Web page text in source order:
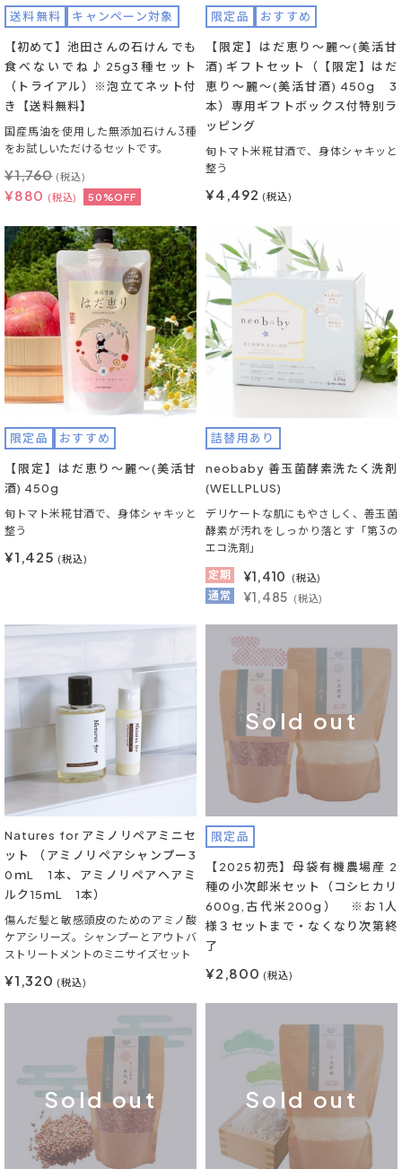
送料無料 キャンペーン対象
【初めて】池田さんの石けん でも
食べないでね♪25g3種セット
（トライアル）※泡立てネット付
き【送料無料】
国産馬油を使用した無添加石けん3種
をお試しいただけるセットです。
¥880 (税込) 50%OFF
¥1,760 (税込)
限定品 おすすめ
【限定】はだ恵り～麗～(美活甘
酒) ギフトセット（【限定】はだ
恵り～麗～(美活甘酒) 450g 3
本）専用ギフトボックス付特別ラ
ッピング
旬トマト米糀甘酒で、身体シャキッと
整う
¥4,492 (税込)
限定品 おすすめ
【限定】はだ恵り～麗～(美活甘
酒) 450g
旬トマト米糀甘酒で、身体シャキッと
整う
¥1,425 (税込)
詰替用あり
neobaby 善玉菌酵素洗たく洗剤
(WELLPLUS)
デリケートな肌にもやさしく、善玉菌
酵素が汚れをしっかり落とす「第3の
エコ洗剤」
定期
¥1,410 (税込)
通常 ¥1,485 (税込)
Natures for アミノリペアミニセ
ット （アミノリペアシャンプー3
0ｍL 1本、アミノリペアヘアミ
ルク15ｍL 1本）
傷んだ髪と敏感頭皮のためのアミノ酸
ケアシリーズ。シャンプーとアウトバ
ストリートメントのミニサイズセット
¥1,320 (税込)
Sold out
限定品
【2025初売】母袋有機農場産 2
種の小次郎米セット（コシヒカリ
600g,古代米200g） ※お1人
様３セットまで・なくなり次第終
了
¥2,800 (税込)
Sold out Sold out